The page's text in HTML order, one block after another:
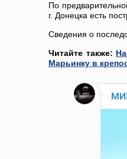
По
г. Донецка есть
Сведения о
Читайте также:
Марьинку в